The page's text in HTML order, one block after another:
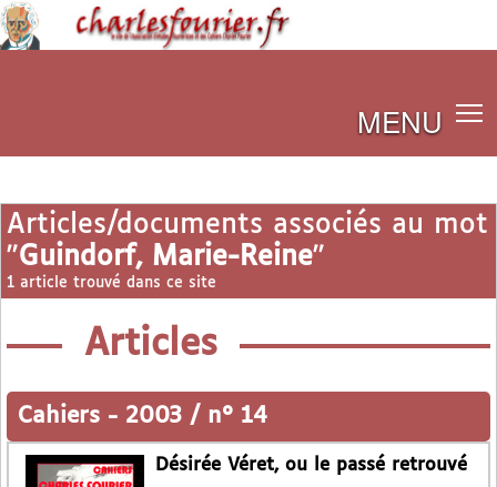
MENU
Articles/documents associés au mot
"Guindorf, Marie-Reine"
1 article trouvé dans ce site
Articles
Cahiers - 2003 / n° 14
Désirée Véret, ou le passé retrouvé